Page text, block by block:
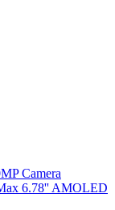
Camera
6.78'' AMOLED